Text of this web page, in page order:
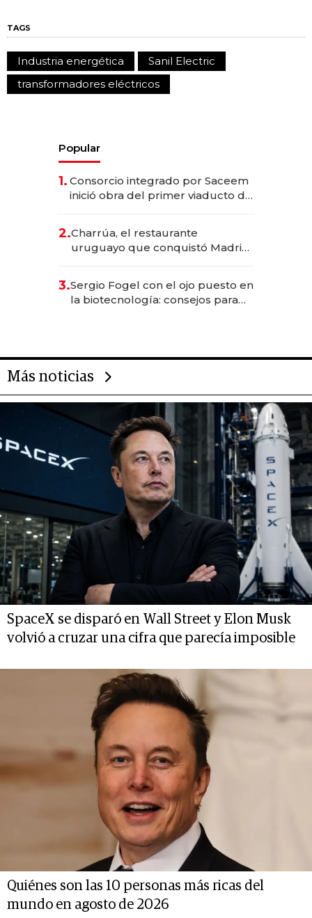
TAGS
Industria energética
Sanil Electric
transformadores eléctricos
Popular
1. Consorcio integrado por Saceem
inició obra del primer viaducto de
millones
2.Charrúa, el restaurante
uruguayo que conquistó Madrid:
anticipación y prepara apertura
3.Sergio Fogel con el ojo puesto en
la biotecnología: consejos para
Más noticias
SpaceX se disparó en Wall Street y Elon Musk
volvió a cruzar una cifra que parecía imposible
Quiénes son las 10 personas más ricas del
mundo en agosto de 2026